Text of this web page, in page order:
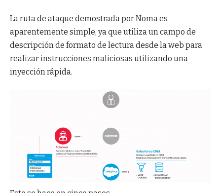
La ruta de ataque demostrada por Noma es
aparentemente simple, ya que utiliza un campo de
descripción de formato de lectura desde la web para
realizar instrucciones maliciosas utilizando una
inyección rápida.